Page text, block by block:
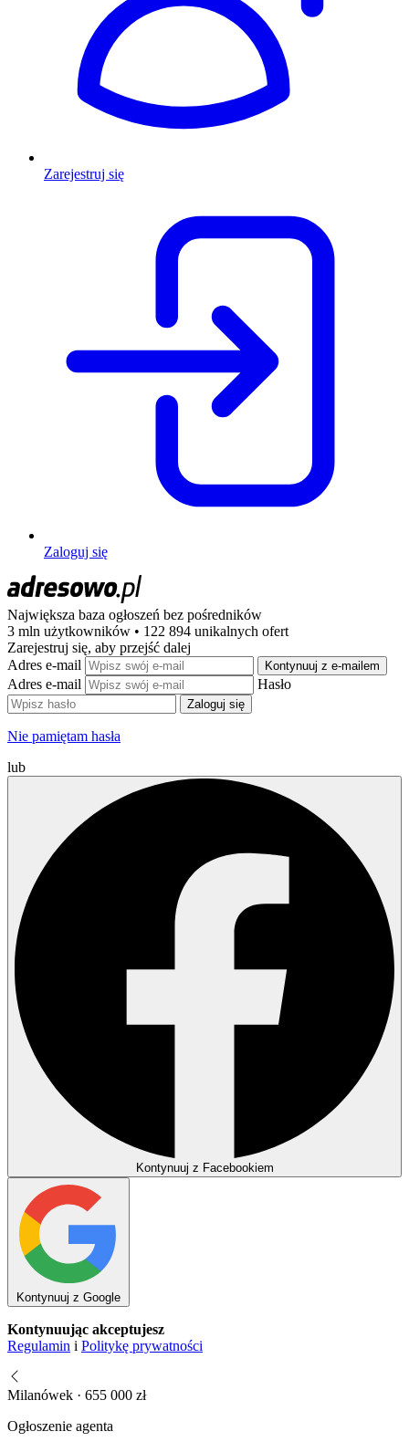
Zarejestruj się
Zaloguj się
Największa baza ogłoszeń bez pośredników
3 mln użytkowników • 122 894 unikalnych ofert
Zarejestruj się, aby przejść dalej
Adres e-mail
Kontynuuj z e-mailem
Adres e-mail Hasło
Zaloguj się
Nie pamiętam hasła
lub
Kontynuuj z Facebookiem
Kontynuuj z Google
Kontynuując akceptujesz
Regulamin i Politykę prywatności
Milanówek · 655 000 zł
Ogłoszenie agenta